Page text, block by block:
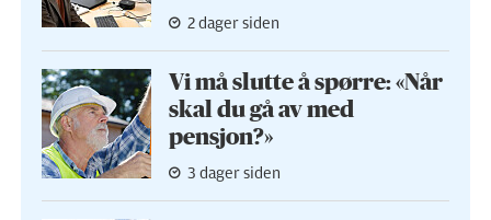
2 dager siden
Vi må slutte å spørre: «Når
skal du gå av med
pensjon?»
3 dager siden